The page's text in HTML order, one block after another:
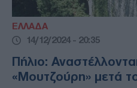
ΕΛΛΑΔΑ
14/12/2024 - 20:35
Πήλιο:
«Μουτζούρη» μετά